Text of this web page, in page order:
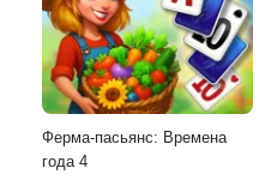
Ферма-пасьянс: Времена
года 4